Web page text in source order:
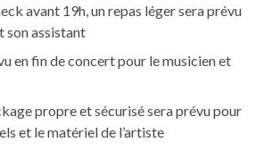
avant 19h, un repas léger sera prévu
son assistant
en fin de concert pour le musicien et
propre et sécurisé sera prévu pour
et le matériel de l’artiste